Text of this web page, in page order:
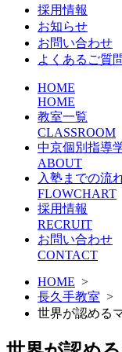
採用情報
お知らせ
お問い合わせ
よくあるご質
HOME
HOME
教室一覧
CLASSROOM
中京個別指導
ABOUT
入塾までの流
FLOWCHART
採用情報
RECRUIT
お問い合わせ
CONTACT
HOME >
長久手教室 >
世界が認める